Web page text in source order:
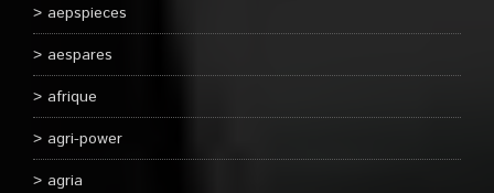
aepspieces
aespares
afrique
agri-power
agria